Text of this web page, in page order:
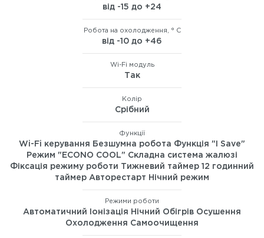
від -15 до +24
Робота на охолодження, ° C
від -10 до +46
Wi-Fi модуль
Так
Колір
Срібний
Функції
Wi-Fi керування Безшумна робота Функція "I Save"
Режим "ECONO COOL" Складна система жалюзі
Фіксація режиму роботи Тижневий таймер 12 годинний
таймер Авторестарт Нічний режим
Режими роботи
Автоматичний Іонізація Нічний Обігрів Осушення
Охолодження Самоочищення